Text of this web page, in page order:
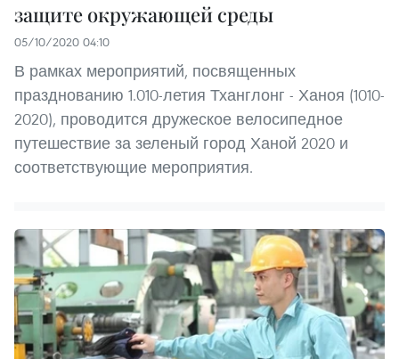
защите окружающей среды
05/10/2020 04:10
В рамках мероприятий, посвященных
празднованию 1.010-летия Тханглонг - Ханоя (1010-
2020), проводится дружеское велосипедное
путешествие за зеленый город Ханой 2020 и
соответствующие мероприятия.